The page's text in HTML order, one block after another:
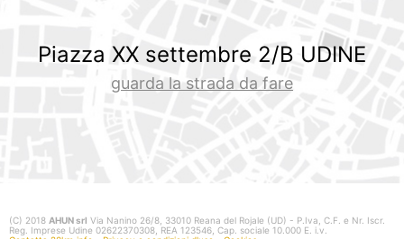
Piazza XX settembre 2/B UDINE
guarda la strada da fare
(C) 2018 AHUN srl Via Nanino 26/8, 33010 Reana del Rojale (UD) - P.Iva, C.F. e Nr. Iscr.
Reg. Imprese Udine 02622370308, REA 123546, Cap. sociale 10.000 E. i.v.